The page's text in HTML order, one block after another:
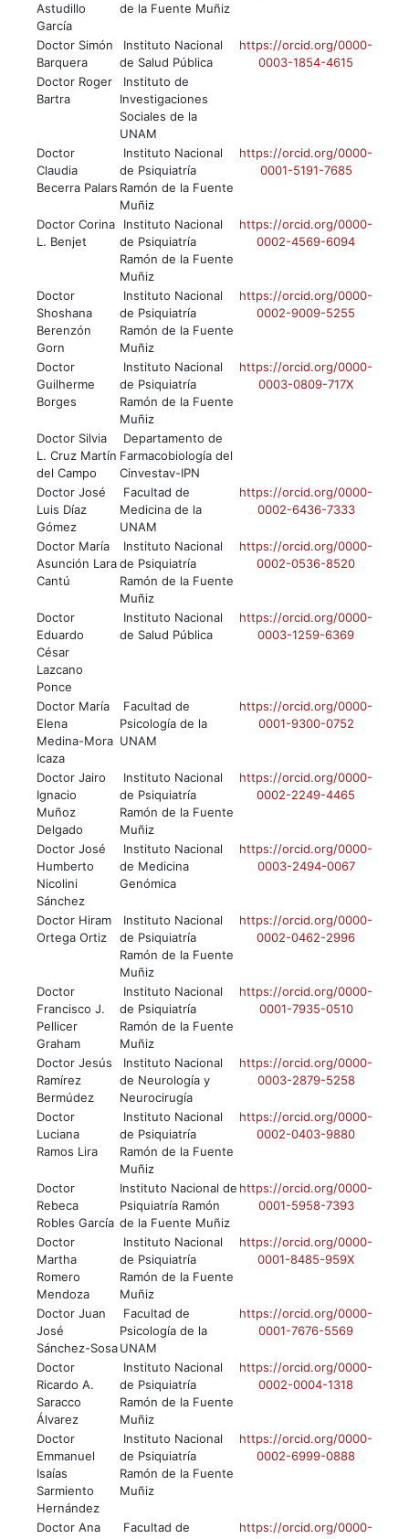
Astudillo
García
de la Fuente Muñiz
Doctor Simón
Barquera
Instituto Nacional
de Salud Pública
https://orcid.org/0000-
0003-1854-4615
Doctor Roger
Bartra
Instituto de
Investigaciones
Sociales de la
UNAM
Doctor
Claudia
Becerra Palars
Instituto Nacional
de Psiquiatría
Ramón de la Fuente
Muñiz
https://orcid.org/0000-
0001-5191-7685
Doctor Corina
L. Benjet
Instituto Nacional
de Psiquiatría
Ramón de la Fuente
Muñiz
https://orcid.org/0000-
0002-4569-6094
Doctor
Shoshana
Berenzón
Gorn
Instituto Nacional
de Psiquiatría
Ramón de la Fuente
Muñiz
https://orcid.org/0000-
0002-9009-5255
Doctor
Guilherme
Borges
Instituto Nacional
de Psiquiatría
Ramón de la Fuente
Muñiz
https://orcid.org/0000-
0003-0809-717X
Doctor Silvia
L. Cruz Martín
del Campo
Departamento de
Farmacobiología del
Cinvestav-IPN
Doctor José
Luis Díaz
Gómez
Facultad de
Medicina de la
UNAM
https://orcid.org/0000-
0002-6436-7333
Doctor María
Asunción Lara
Cantú
Instituto Nacional
de Psiquiatría
Ramón de la Fuente
Muñiz
https://orcid.org/0000-
0002-0536-8520
Doctor
Eduardo
César
Lazcano
Ponce
Instituto Nacional
de Salud Pública
https://orcid.org/0000-
0003-1259-6369
Doctor María
Elena
Medina-Mora
Icaza
Facultad de
Psicología de la
UNAM
https://orcid.org/0000-
0001-9300-0752
Doctor Jairo
Ignacio
Muñoz
Delgado
Instituto Nacional
de Psiquiatría
Ramón de la Fuente
Muñiz
https://orcid.org/0000-
0002-2249-4465
Doctor José
Humberto
Nicolini
Sánchez
Instituto Nacional
de Medicina
Genómica
https://orcid.org/0000-
0003-2494-0067
Doctor Hiram
Ortega Ortiz
Instituto Nacional
de Psiquiatría
Ramón de la Fuente
Muñiz
https://orcid.org/0000-
0002-0462-2996
Doctor
Francisco J.
Pellicer
Graham
Instituto Nacional
de Psiquiatría
Ramón de la Fuente
Muñiz
https://orcid.org/0000-
0001-7935-0510
Doctor Jesús
Ramírez
Bermúdez
Instituto Nacional
de Neurología y
Neurocirugía
https://orcid.org/0000-
0003-2879-5258
Doctor
Luciana
Ramos Lira
Instituto Nacional
de Psiquiatría
Ramón de la Fuente
Muñiz
https://orcid.org/0000-
0002-0403-9880
Doctor
Rebeca
Robles García
Instituto Nacional de
Psiquiatría Ramón
de la Fuente Muñiz
https://orcid.org/0000-
0001-5958-7393
Doctor
Martha
Romero
Mendoza
Instituto Nacional
de Psiquiatría
Ramón de la Fuente
Muñiz
https://orcid.org/0000-
0001-8485-959X
Doctor Juan
José
Sánchez-Sosa
Facultad de
Psicología de la
UNAM
https://orcid.org/0000-
0001-7676-5569
Doctor
Ricardo A.
Saracco
Álvarez
Instituto Nacional
de Psiquiatría
Ramón de la Fuente
Muñiz
https://orcid.org/0000-
0002-0004-1318
Doctor
Emmanuel
Isaías
Sarmiento
Hernández
Instituto Nacional
de Psiquiatría
Ramón de la Fuente
Muñiz
https://orcid.org/0000-
0002-6999-0888
Doctor Ana
Facultad de
https://orcid.org/0000-